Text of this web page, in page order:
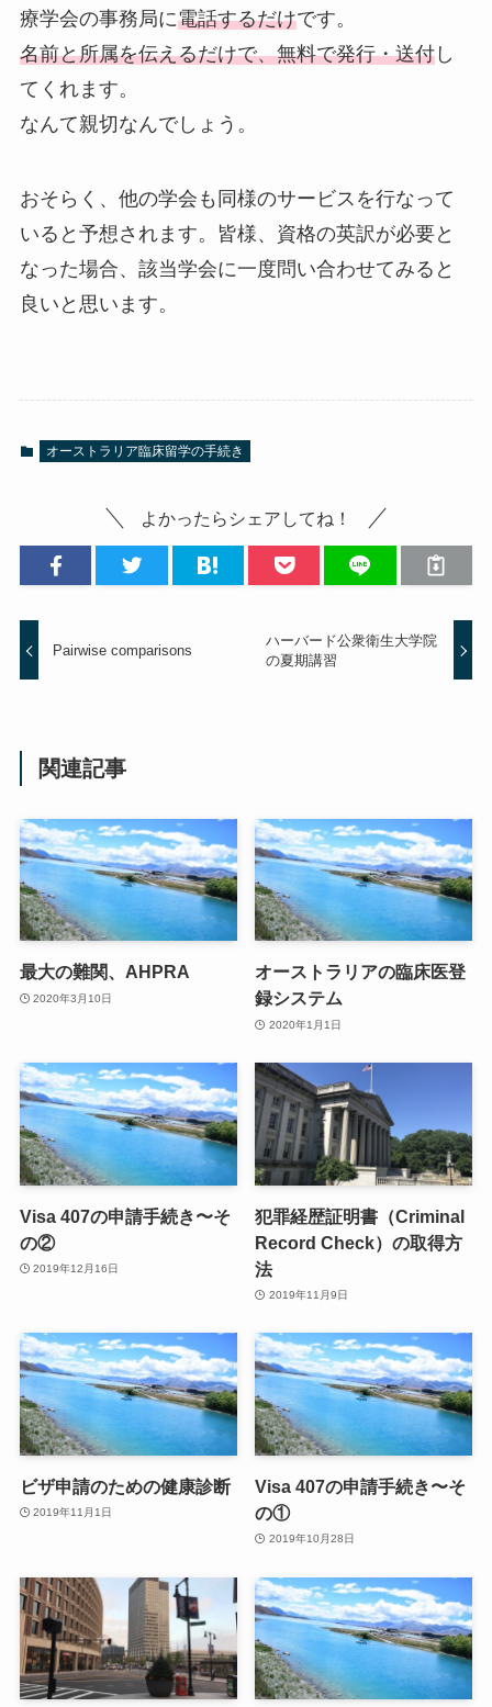
療学会の事務局に電話するだけです。
名前と所属を伝えるだけで、無料で発行・送付し
てくれます。
なんて親切なんでしょう。
おそらく、他の学会も同様のサービスを行なって
いると予想されます。皆様、資格の英訳が必要と
なった場合、該当学会に一度問い合わせてみると
良いと思います。
オーストラリア臨床留学の手続き
よかったらシェアしてね！
Pairwise comparisons
ハーバード公衆衛生大学院
の夏期講習
関連記事
最大の難関、AHPRA
2020年3月10日
オーストラリアの臨床医登
録システム
2020年1月1日
Visa 407の申請手続き〜そ
の②
2019年12月16日
犯罪経歴証明書（Criminal
Record Check）の取得方
法
2019年11月9日
ビザ申請のための健康診断
2019年11月1日
Visa 407の申請手続き〜そ
の①
2019年10月28日